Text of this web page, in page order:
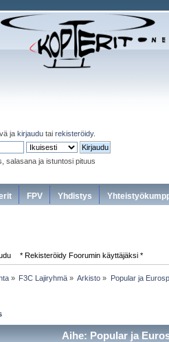
ja kirjaudu tai rekisteröidy.
salasana ja istuntosi pituus
FPV Yhdistys
* Rekisteröidy Foorumin käyttäjäksi *
» F3C Lajiryhmä» Arkisto » Popular ja
Aihe: Popular ja